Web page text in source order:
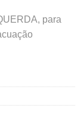
para